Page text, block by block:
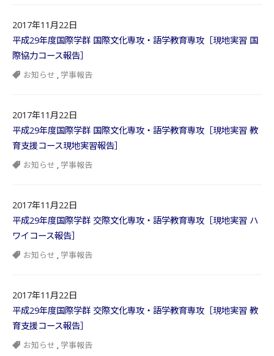
2017年11月22日
平成29年度国際学群 国際文化専攻・語学教育専攻［現地実習 国
際協力コース報告］
お知らせ ,学事報告
2017年11月22日
平成29年度国際学群 国際文化専攻・語学教育専攻［現地実習 教
育支援コース現地実習報告］
お知らせ ,学事報告
2017年11月22日
平成29年度国際学群 交際文化専攻・語学教育専攻［現地実習 ハ
ワイコース報告］
お知らせ ,学事報告
2017年11月22日
平成29年度国際学群 交際文化専攻・語学教育専攻［現地実習 教
育支援コース報告］
お知らせ ,学事報告